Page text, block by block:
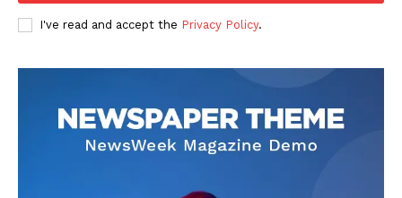
I've read and accept the Privacy Policy.